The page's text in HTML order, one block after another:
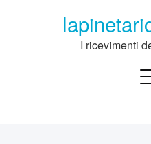
I ricevimenti